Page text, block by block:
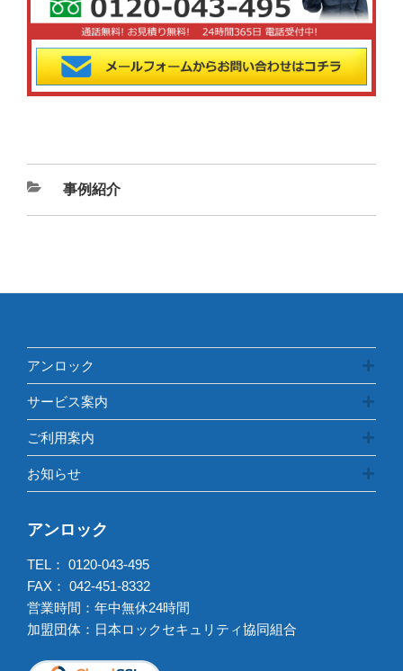
カ
テ
事例紹介
アンロック
サービス案内
ご利用案内
お知らせ
アンロック
TEL： 0120-043-495
FAX： 042-451-8332
営業時間：年中無休24時間
加盟団体：日本ロックセキュリティ協同組合